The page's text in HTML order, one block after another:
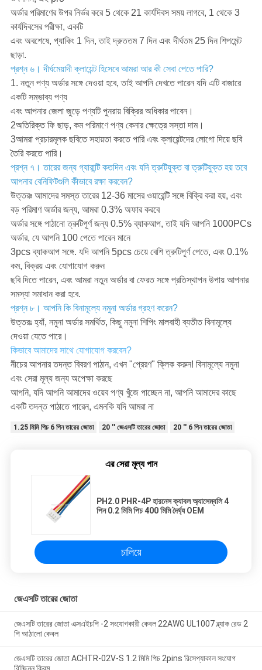
অর্ডার পরিমাণের উপর নির্ভর করে 5 থেকে 21 কার্যদিবস সময় লাগবে, 1 থেকে 3
কার্যদিবসের পরীক্ষা, একটি
এবং অবশেষে, প্যাকিং 1 দিন, তাই দ্রুততম 7 দিন এবং দীর্ঘতম 25 দিন শিপমেন্ট
ছাড়া.
প্রশ্ন ৬। দীর্ঘমেয়াদী ক্লায়েন্ট হিসেবে আমরা আর কী সেবা পেতে পারি?
1. নতুন পণ্য অর্ডার সঙ্গে দেওয়া হবে, তাই আপনি দেখতে পারেন যদি এটি বাজারে
একটি সম্ভাব্য পণ্য
এবং আপনার জেলা জুড়ে পণ্যটি পুনরায় বিক্রির অধিকার পাবেন।
2অতিরিক্ত ফি ছাড়, কম পরিমাণে পণ্য কেনার ক্ষেত্রে সস্তা দাম।
3আমরা প্রচারমূলক ছবিতে সহায়তা করতে পারি এবং ক্লায়েন্টদের লোগো দিয়ে ছবি
তৈরি করতে পারি।
প্রশ্ন ৭। তারের জন্য গ্যারান্টি কতদিন এবং যদি ত্রুটিযুক্ত বা ত্রুটিযুক্ত হয় তবে
আপনার বেনিফিটগুলি কীভাবে রক্ষা করবেন?
উত্তরঃ আমাদের সমস্ত তারের 12-36 মাসের ওয়ারেন্টি সঙ্গে বিক্রি করা হয়, এবং
বড় পরিমাণ অর্ডার জন্য, আমরা 0.3% অফার করবে
অর্ডার সঙ্গে পাঠানো ত্রুটিপূর্ণ জন্য 0.5% ব্যাকআপ, তাই যদি আপনি 1000PCs
অর্ডার, যে আপনি 100 পেতে পারেন মানে
3pcs ব্যাকআপ সঙ্গে. যদি আপনি 5pcs চেয়ে বেশি ত্রুটিপূর্ণ পেতে, এবং 0.1%
কম, বিক্রয় এবং যোগাযোগ করুন
ছবি দিতে পারেন, এবং আমরা নতুন অর্ডার বা ফেরত সঙ্গে প্রতিস্থাপন উপায় আপনার
সমস্যা সমাধান করা হবে.
প্রশ্ন ৮। আপনি কি বিনামূল্যে নমুনা অর্ডার গ্রহণ করেন?
উত্তরঃ হ্যাঁ, নমুনা অর্ডার সমর্থিত, কিছু নমুনা শিপিং মালবাহী ব্যতীত বিনামূল্যে
দেওয়া যেতে পারে।
কিভাবে আমাদের সাথে যোগাযোগ করবেন?
নীচের আপনার তদন্ত বিবরণ পাঠান, এখন "প্রেরণ" ক্লিক করুন! বিনামূল্যে নমুনা
এবং সেরা মূল্য জন্য অপেক্ষা করছে
আপনি, যদি আপনি আমাদের ওয়েব পণ্য খুঁজে পাচ্ছেন না, আপনি আমাদের কাছে
একটি তদন্ত পাঠাতে পারেন, এমনকি যদি আমরা না
1.25 মিমি পিচ 6 পিন তারের জোতা 20 '' জেএসটি তারের জোতা 20 '' 6 পিন তারের জোতা
এর সেরা মূল্য পান
PH2.0 PHR-4P হারনেস ক্যাবল অ্যাসেম্বলি 4
পিন 0.2 মিমি পিচ 400 মিমি দৈর্ঘ্য OEM
চালিয়ে
জেএসটি তারের জোতা
জেএসটি তারের জোতা এক্সএইচপি -2 সংযোগকারী কেবল 22AWG UL1007 ব্ল্যাক রেড 2
পি আঠালো কেবল
জেএসটি তারের জোতা ACHTR-02V-S 1.2 মিমি পিচ 2pins রিসেপ্যাকাল সংযোগ